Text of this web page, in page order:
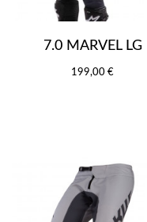
7.0 MARVEL LG
199,00 €